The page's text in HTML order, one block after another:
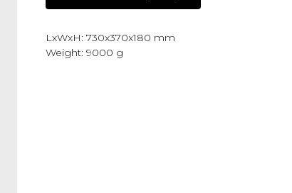
LxWxH: 730x370x180 mm
Weight: 9000 g